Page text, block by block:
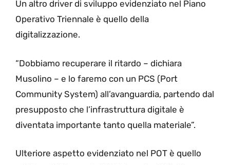
Un altro driver di sviluppo evidenziato nel Piano
Operativo Triennale è quello della
digitalizzazione.
“Dobbiamo recuperare il ritardo – dichiara
Musolino – e lo faremo con un PCS (Port
Community System) all’avanguardia, partendo dal
presupposto che l’infrastruttura digitale è
diventata importante tanto quella materiale”.
Ulteriore aspetto evidenziato nel POT è quello